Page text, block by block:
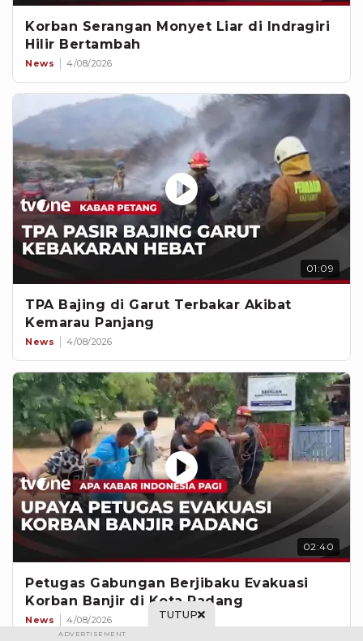
Korban Serangan Monyet Liar di Indragiri
Hilir Bertambah
News 4/08/2026
01:09
TPA Bajing di Garut Terbakar Akibat
Kemarau Panjang
News 4/08/2026
02:40
Petugas Gabungan Berjibaku Evakuasi
Korban Banjir di Kota Padang
News 4/08/2026 TUTUP
ADVERTISEMENT